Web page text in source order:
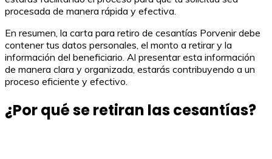
procesada de manera rápida y efectiva.
En resumen, la carta para retiro de cesantías Porvenir debe
contener tus datos personales, el monto a retirar y la
información del beneficiario. Al presentar esta información
de manera clara y organizada, estarás contribuyendo a un
proceso eficiente y efectivo.
¿Por qué se retiran las cesantías?